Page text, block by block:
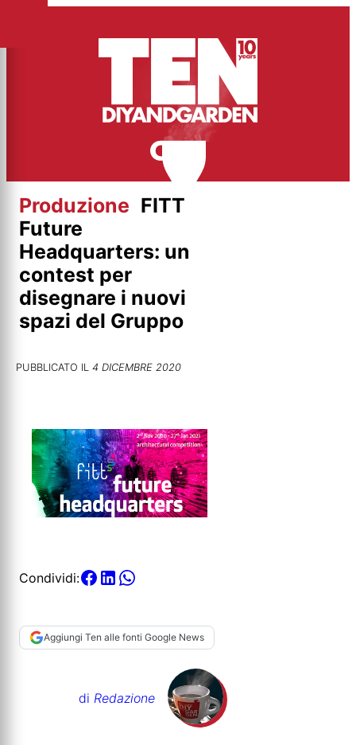
contenuto
Produzione FITT
Future
Headquarters: un
contest per
disegnare i nuovi
spazi del Gruppo
PUBBLICATO IL 4 DICEMBRE 2020
Condividi:
Aggiungi Ten alle fonti Google News
di Redazione